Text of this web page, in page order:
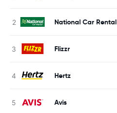
National Car Rental
Flizzr
Hertz
Avis